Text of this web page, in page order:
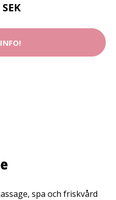
spa och friskvård